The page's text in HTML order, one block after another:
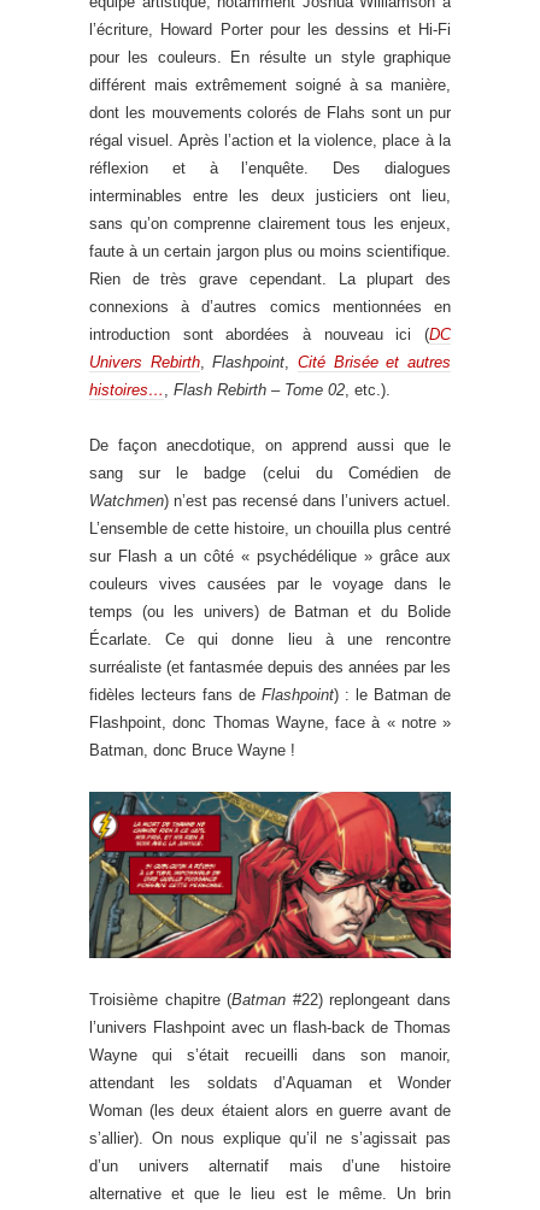
l’écriture, Howard Porter pour les dessins et Hi-Fi
pour les couleurs. En résulte un style graphique
différent mais extrêmement soigné à sa manière,
dont les mouvements colorés de Flahs sont un pur
régal visuel. Après l’action et la violence, place à la
réflexion et à l’enquête. Des dialogues
interminables entre les deux justiciers ont lieu,
sans qu’on comprenne clairement tous les enjeux,
faute à un certain jargon plus ou moins scientifique.
Rien de très grave cependant. La plupart des
connexions à d’autres comics mentionnées en
introduction sont abordées à nouveau ici (DC
Univers Rebirth,Flashpoint ,Cité Brisée et autres
histoires…
Flash Rebirth – Tome 02 , etc.).
De façon anecdotique, on apprend aussi que le
sang sur le badge (celui du Comédien de
Watchmen) n’est pas recensé dans l’univers actuel.
L’ensemble de cette histoire, un chouilla plus centré
sur Flash a un côté « psychédélique » grâce aux
couleurs vives causées par le voyage dans le
temps (ou les univers) de Batman et du Bolide
Écarlate. Ce qui donne lieu à une rencontre
surréaliste (et fantasmée depuis des années par les
fidèles lecteurs fans de Flashpoint) : le Batman de
Flashpoint, donc Thomas Wayne, face à « notre »
Batman, donc Bruce Wayne !
Troisième chapitre (Batman #22) replongeant dans
l’univers Flashpoint avec un flash-back de Thomas
Wayne qui s’était recueilli dans son manoir,
attendant les soldats d’Aquaman et Wonder
Woman (les deux étaient alors en guerre avant de
s’allier). On nous explique qu’il ne s’agissait pas
d’un univers alternatif mais d’une histoire
alternative et que le lieu est le même. Un brin